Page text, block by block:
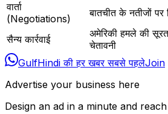
वार्ता
(Negotiations)
बातचीत के नतीजों पर
सैन्य कार्रवाई
अमेरिकी हमले की
चेतावनी
GulfHindi की हर खबर सबसे पहलेJoin
Advertise your business here
Design an ad in a minute and